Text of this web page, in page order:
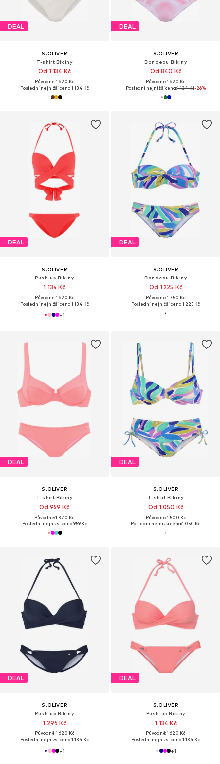
DEAL
S.OLIVER
T-shirt Bikiny
Od 1 134 Kč
Původně: 1 620 Kč
Poslední nejnižší cena:1 134 Kč
DEAL
S.OLIVER
Bandeau Bikiny
Od 840 Kč
Původně: 1 620 Kč
Poslední nejnižší cena:1 134 Kč-26%
DEAL
S.OLIVER
Push-up Bikiny
1 134 Kč
Původně: 1 620 Kč
Poslední nejnižší cena:1 134 Kč
+1
DEAL
S.OLIVER
Bandeau Bikiny
Od 1 225 Kč
Původně: 1 750 Kč
Poslední nejnižší cena:1 225 Kč
DEAL
S.OLIVER
T-shirt Bikiny
Od 959 Kč
Původně: 1 370 Kč
Poslední nejnižší cena:959 Kč
DEAL
S.OLIVER
T-shirt Bikiny
Od 1 050 Kč
Původně: 1 500 Kč
Poslední nejnižší cena:1 050 Kč
DEAL
S.OLIVER
Push-up Bikiny
1 296 Kč
Původně: 1 620 Kč
Poslední nejnižší cena:1 134 Kč
+1
DEAL
S.OLIVER
Push-up Bikiny
1 134 Kč
Původně: 1 620 Kč
Poslední nejnižší cena:1 134 Kč
+1